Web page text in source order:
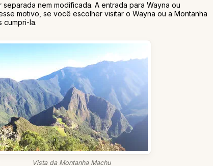
nem modificada. A entrada para Wayna ou
motivo, se você escolher visitar o Wayna ou a Montanha
cumpri-la.
Vista da Montanha Machu